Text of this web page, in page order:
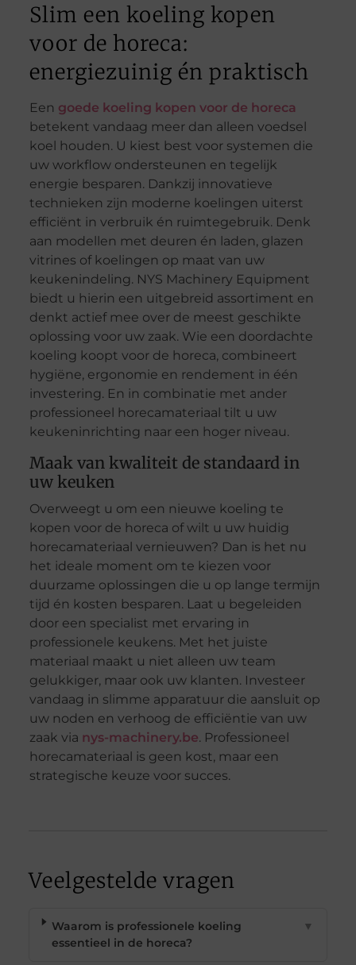
Slim een koeling kopen
voor de horeca:
energiezuinig én praktisch
Een goede koeling kopen voor de horeca
betekent vandaag meer dan alleen voedsel
koel houden. U kiest best voor systemen die
uw workflow ondersteunen en tegelijk
energie besparen. Dankzij innovatieve
technieken zijn moderne koelingen uiterst
efficiënt in verbruik én ruimtegebruik. Denk
aan modellen met deuren én laden, glazen
vitrines of koelingen op maat van uw
keukenindeling. NYS Machinery Equipment
biedt u hierin een uitgebreid assortiment en
denkt actief mee over de meest geschikte
oplossing voor uw zaak. Wie een doordachte
koeling koopt voor de horeca, combineert
hygiëne, ergonomie en rendement in één
investering. En in combinatie met ander
professioneel horecamateriaal tilt u uw
keukeninrichting naar een hoger niveau.
Maak van kwaliteit de standaard in
uw keuken
Overweegt u om een nieuwe koeling te
kopen voor de horeca of wilt u uw huidig
horecamateriaal vernieuwen? Dan is het nu
het ideale moment om te kiezen voor
duurzame oplossingen die u op lange termijn
tijd én kosten besparen. Laat u begeleiden
door een specialist met ervaring in
professionele keukens. Met het juiste
materiaal maakt u niet alleen uw team
gelukkiger, maar ook uw klanten. Investeer
vandaag in slimme apparatuur die aansluit op
uw noden en verhoog de efficiëntie van uw
zaak via nys-machinery.be. Professioneel
horecamateriaal is geen kost, maar een
strategische keuze voor succes.
Veelgestelde vragen
Waarom is professionele koeling
essentieel in de horeca?
▼